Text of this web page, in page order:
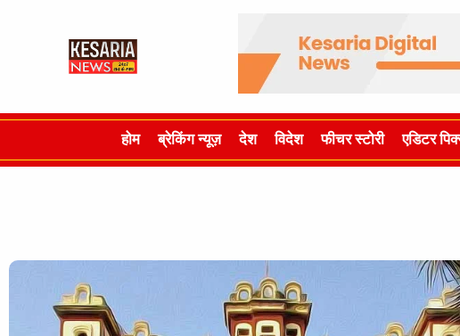
होम ब्रेकिंग न्यूज़ देश विदेश फीचर स्टोरी एडिटर